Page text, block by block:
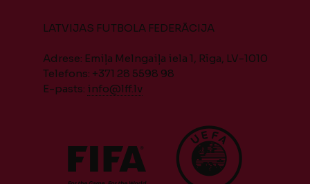
LATVIJAS FUTBOLA FEDERĀCIJA
Adrese: Emiļa Melngaiļa iela 1, Rīga, LV-1010
Telefons: +371 28 5598 98
E-pasts: info@lff.lv